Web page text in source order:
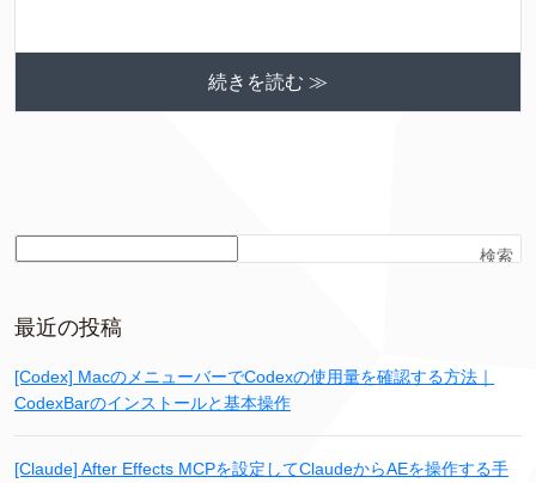
続きを読む ≫
検索
最近の投稿
[Codex] MacのメニューバーでCodexの使用量を確認する方法｜
CodexBarのインストールと基本操作
[Claude] After Effects MCPを設定してClaudeからAEを操作する手